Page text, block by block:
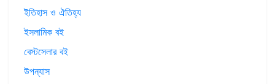
ইতিহাস ও ঐতিহ্য
ইসলামিক বই
বেস্টসেলার বই
উপন্যাস